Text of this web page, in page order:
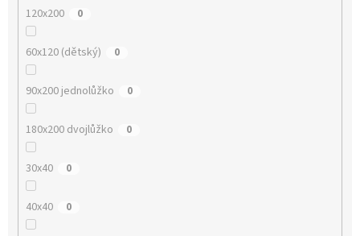
120x200 0
60x120 (dětský) 0
90x200 jednolůžko 0
180x200 dvojlůžko 0
30x40 0
40x40 0